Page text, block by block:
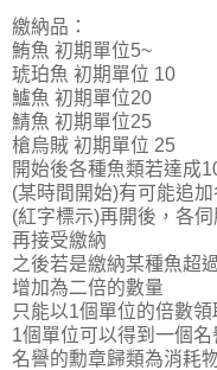
繳納品：
鮪魚 初期單位5~
琥珀魚 初期單位 10
鱸魚 初期單位20
鯖魚 初期單位25
槍烏賊 初期單位 25
開始後各種魚類若達成
(某時間開始)有可能追
(紅字標示)再開後，各
再接受繳納
之後若是繳納某種魚超
增加為二倍的數量
只能以1個單位的倍數領
1個單位可以得到一個名
名譽的勳章歸類為消耗